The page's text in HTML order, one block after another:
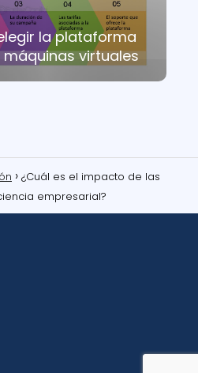
la plataforma
virtuales
¿Cuál es el impacto de las
empresarial?